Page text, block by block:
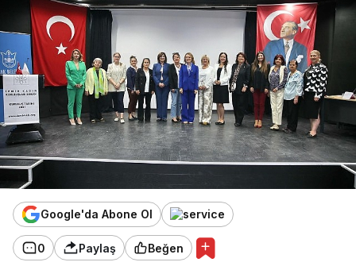
Google'da Abone Ol
0 Paylaş Beğen